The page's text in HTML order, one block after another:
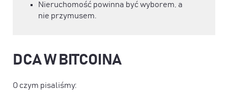
Nieruchomość powinna być wyborem, a
nie przymusem.
DCA W BITCOINA
O czym pisaliśmy: